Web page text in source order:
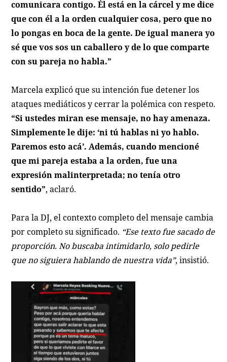
comunicara contigo. Él está en la cárcel y me dice
que con él a la orden cualquier cosa, pero que no
lo pongas en boca de la gente. De igual manera yo
sé que vos sos un caballero y de lo que comparte
con su pareja no habla.”
Marcela explicó que su intención fue detener los
ataques mediáticos y cerrar la polémica con respeto.
“Si ustedes miran ese mensaje, no hay amenaza.
Simplemente le dije: ‘ni tú hablas ni yo hablo.
Paremos esto acá’. Además, cuando mencioné
que mi pareja estaba a la orden, fue una
expresión malinterpretada; no tenía otro
sentido”, aclaró.
Para la DJ, el contexto completo del mensaje cambia
por completo su significado. “Ese texto fue sacado de
proporción. No buscaba intimidarlo, solo pedirle
que no siguiera hablando de nuestra vida”, insistió.